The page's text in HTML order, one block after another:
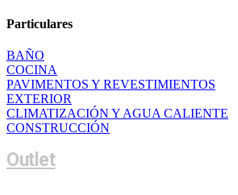
Particulares
BAÑO
COCINA
PAVIMENTOS Y REVESTIMIENTOS
EXTERIOR
CLIMATIZACIÓN Y AGUA CALIENTE
CONSTRUCCIÓN
Outlet